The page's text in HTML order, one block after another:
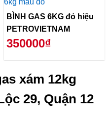
BÌNH GAS 6KG đỏ hiệu
PETROVIETNAM
350000₫
xám 12kg
29, Quận 12